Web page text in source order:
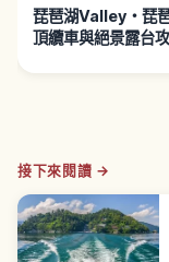
琵琶湖Valley・琵
頂纜車與絕景露台
接下來閱讀 →